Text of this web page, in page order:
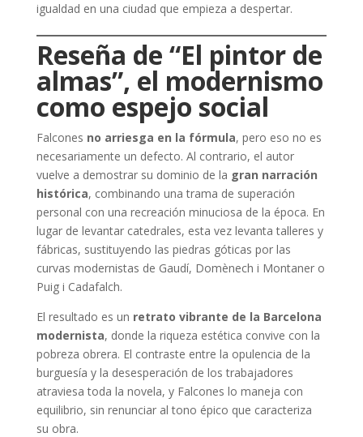
igualdad en una ciudad que empieza a despertar.
Reseña de “El pintor de
almas”, el modernismo
como espejo social
Falcones no arriesga en la fórmula, pero eso no es
necesariamente un defecto. Al contrario, el autor
vuelve a demostrar su dominio de la gran narración
histórica, combinando una trama de superación
personal con una recreación minuciosa de la época. En
lugar de levantar catedrales, esta vez levanta talleres y
fábricas, sustituyendo las piedras góticas por las
curvas modernistas de Gaudí, Domènech i Montaner o
Puig i Cadafalch.
El resultado es un retrato vibrante de la Barcelona
modernista, donde la riqueza estética convive con la
pobreza obrera. El contraste entre la opulencia de la
burguesía y la desesperación de los trabajadores
atraviesa toda la novela, y Falcones lo maneja con
equilibrio, sin renunciar al tono épico que caracteriza
su obra.